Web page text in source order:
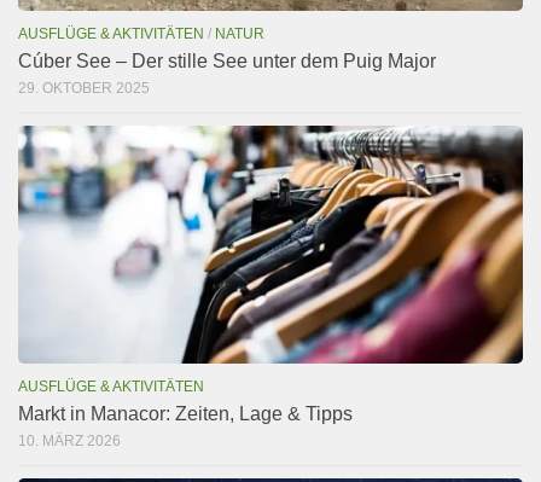
AUSFLÜGE & AKTIVITÄTEN / NATUR
Cúber See – Der stille See unter dem Puig Major
29. OKTOBER 2025
AUSFLÜGE & AKTIVITÄTEN
Markt in Manacor: Zeiten, Lage & Tipps
10. MÄRZ 2026